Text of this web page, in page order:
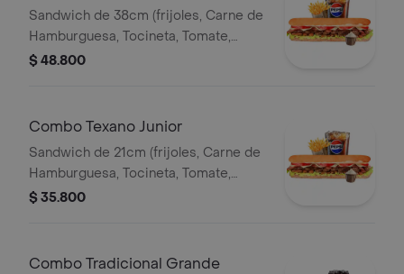
Sandwich de 38cm (frijoles, Carne de
Hamburguesa, Tocineta, Tomate,
Lechuga, Queso Mozzarella y Salsa de
$ 48.800
Combo Texano Junior
Sandwich de 21cm (frijoles, Carne de
Hamburguesa, Tocineta, Tomate,
Lechuga, Queso Mozzarella y Salsa de
$ 35.800
Combo Tradicional Grande